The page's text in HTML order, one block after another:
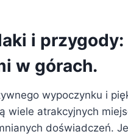
i
w górach.
wypoczynku i
wiele atrakcyjnych
doświadczeń.